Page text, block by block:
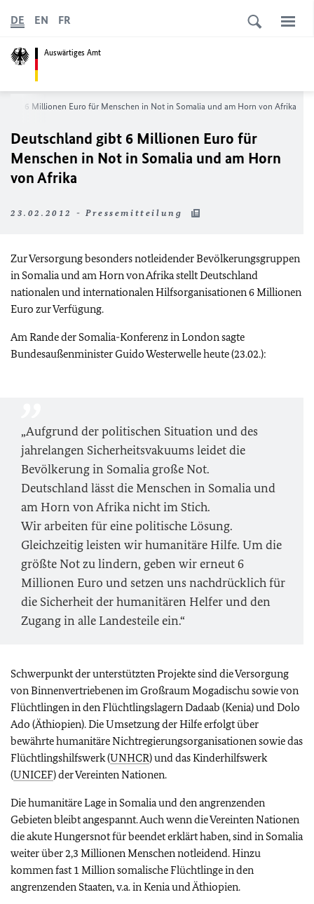
Auswärtiges Amt
DE EN FR
gibt 6 Millionen Euro für Menschen in Not in Somalia und am Horn von Afrika
Deutschland gibt 6 Millionen Euro für
Menschen in Not in Somalia und am Horn
von Afrika
23.02.2012 - Pressemitteilung
Zur Versorgung besonders notleidender Bevölkerungsgruppen
in Somalia und am Horn von Afrika stellt Deutschland
nationalen und internationalen Hilfsorganisationen 6 Millionen
Euro zur Verfügung.
Am Rande der Somalia-Konferenz in London sagte
Bundesaußenminister Guido Westerwelle heute (23.02.):
„Aufgrund der politischen Situation und des
jahrelangen Sicherheitsvakuums leidet die
Bevölkerung in Somalia große Not.
Deutschland lässt die Menschen in Somalia und
am Horn von Afrika nicht im Stich.
Wir arbeiten für eine politische Lösung.
Gleichzeitig leisten wir humanitäre Hilfe. Um die
größte Not zu lindern, geben wir erneut 6
Millionen Euro und setzen uns nachdrücklich für
die Sicherheit der humanitären Helfer und den
Zugang in alle Landesteile ein.“
Schwerpunkt der unterstützten Projekte sind die Versorgung
von Binnenvertriebenen im Großraum Mogadischu sowie von
Flüchtlingen in den Flüchtlingslagern Dadaab (Kenia) und Dolo
Ado (Äthiopien). Die Umsetzung der Hilfe erfolgt über
bewährte humanitäre Nichtregierungsorganisationen sowie das
Flüchtlingshilfswerk (UNHCR) und das Kinderhilfswerk
(UNICEF) der Vereinten Nationen.
Die humanitäre Lage in Somalia und den angrenzenden
Gebieten bleibt angespannt. Auch wenn die Vereinten Nationen
die akute Hungersnot für beendet erklärt haben, sind in Somalia
weiter über 2,3 Millionen Menschen notleidend. Hinzu
kommen fast 1 Million somalische Flüchtlinge in den
angrenzenden Staaten, v.a. in Kenia und Äthiopien.